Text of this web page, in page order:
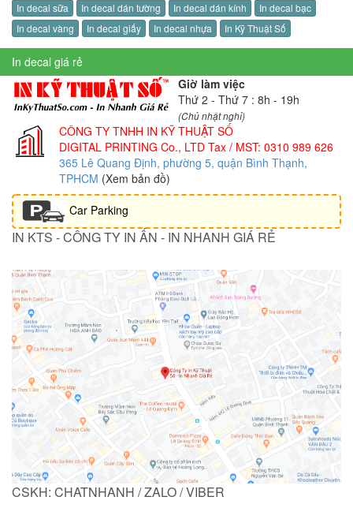
In decal sữa In decal dán tường In decal dán kính
In decal bạc
In decal vàng
In decal giấy In decal nhựa In Kỹ Thuật Số
In decal giá rẻ
Giờ làm việc
Thứ 2 - Thứ 7 : 8h - 19h
(Chủ nhật nghỉ)
CÔNG TY TNHH IN KỸ THUẬT SỐ
DIGITAL PRINTING Co., LTD Tax / MST: 0310 989 626
365 Lê Quang Định, phường 5, quận Bình Thạnh,
TPHCM (Xem bản đồ)
Car Parking
IN KTS - CÔNG TY IN ẤN - IN NHANH GIÁ RẺ
CSKH: CHATNHANH / ZALO / VIBER